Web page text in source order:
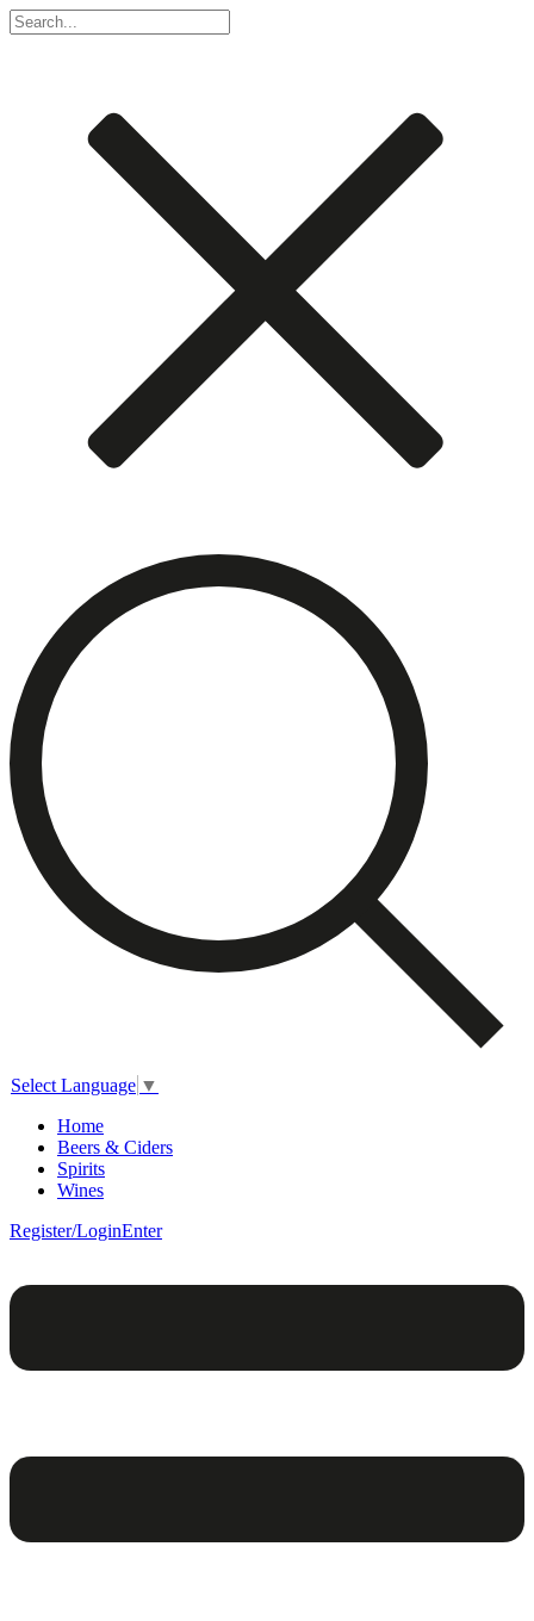
Select Language ▼
Home
Beers & Ciders
Spirits
Wines
Register/LoginEnter